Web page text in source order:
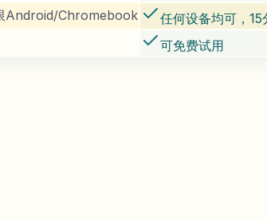
Android/Chromebook
任何设备均可，15
可免费试用